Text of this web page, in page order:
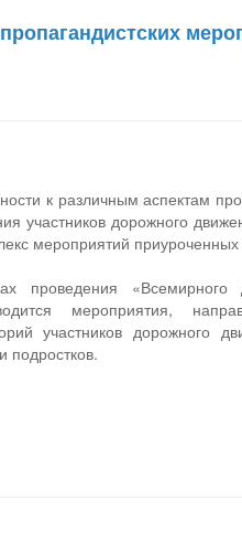
к различным аспектам
участников дорожного
мероприятий
«Всемирного
мероприятия,
участников дорожного
подростков.